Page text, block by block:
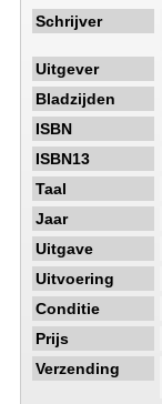
Schrijver
Uitgever
Bladzijden
ISBN
ISBN13
Taal
Jaar
Uitgave
Uitvoering
Conditie
Prijs
Verzending